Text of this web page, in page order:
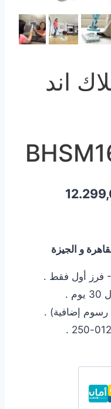
اند
12.299,00 EGP.و الجيزة
.
رسوم إضافية) .